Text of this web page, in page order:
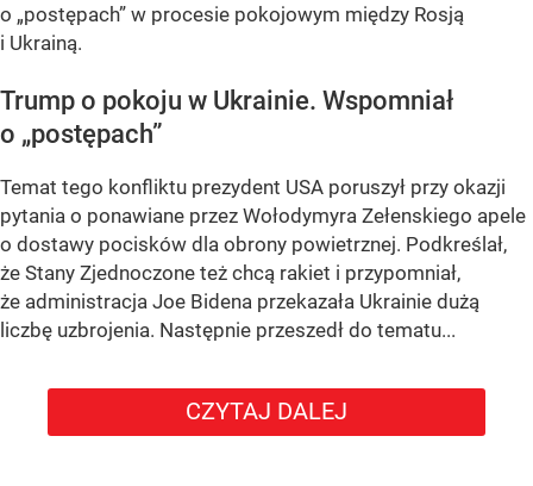
o „postępach” w procesie pokojowym między Rosją
i Ukrainą.
Trump o pokoju w Ukrainie. Wspomniał
o „postępach”
Temat tego konfliktu prezydent USA poruszył przy okazji
pytania o ponawiane przez Wołodymyra Zełenskiego apele
o dostawy pocisków dla obrony powietrznej. Podkreślał,
że Stany Zjednoczone też chcą rakiet i przypomniał,
że administracja Joe Bidena przekazała Ukrainie dużą
liczbę uzbrojenia. Następnie przeszedł do tematu...
CZYTAJ DALEJ